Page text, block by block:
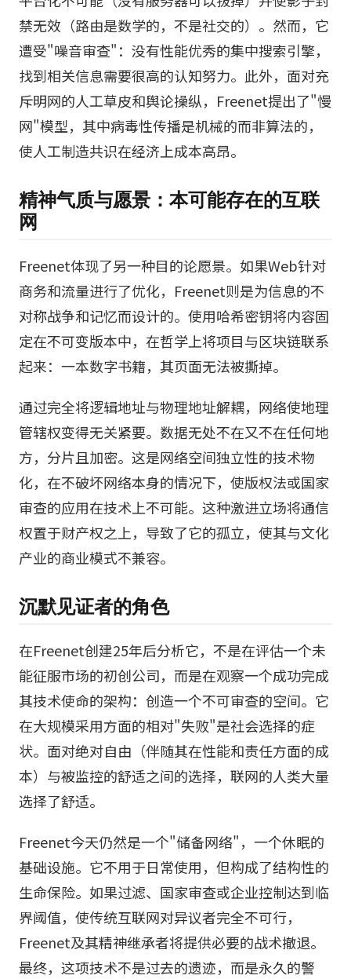
禁无效（路由是数学的，不是社交的）。然而，它
遭受"噪音审查"：没有性能优秀的集中搜索引擎，
找到相关信息需要很高的认知努力。此外，面对充
斥明网的人工草皮和舆论操纵，Freenet提出了"慢
网"模型，其中病毒性传播是机械的而非算法的，
使人工制造共识在经济上成本高昂。
精神气质与愿景：本可能存在的互联
网
Freenet体现了另一种目的论愿景。如果Web针对
商务和流量进行了优化，Freenet则是为信息的不
对称战争和记忆而设计的。使用哈希密钥将内容固
定在不可变版本中，在哲学上将项目与区块链联系
起来：一本数字书籍，其页面无法被撕掉。
通过完全将逻辑地址与物理地址解耦，网络使地理
管辖权变得无关紧要。数据无处不在又不在任何地
方，分片且加密。这是网络空间独立性的技术物
化，在不破坏网络本身的情况下，使版权法或国家
审查的应用在技术上不可能。这种激进立场将通信
权置于财产权之上，导致了它的孤立，使其与文化
产业的商业模式不兼容。
沉默见证者的角色
在Freenet创建25年后分析它，不是在评估一个未
能征服市场的初创公司，而是在观察一个成功完成
其技术使命的架构：创造一个不可审查的空间。它
在大规模采用方面的相对"失败"是社会选择的症
状。面对绝对自由（伴随其在性能和责任方面的成
本）与被监控的舒适之间的选择，联网的人类大量
选择了舒适。
Freenet今天仍然是一个"储备网络"，一个休眠的
基础设施。它不用于日常使用，但构成了结构性的
生命保险。如果过滤、国家审查或企业控制达到临
界阈值，使传统互联网对异议者完全不可行，
Freenet及其精神继承者将提供必要的战术撤退。
最终，这项技术不是过去的遗迹，而是永久的警